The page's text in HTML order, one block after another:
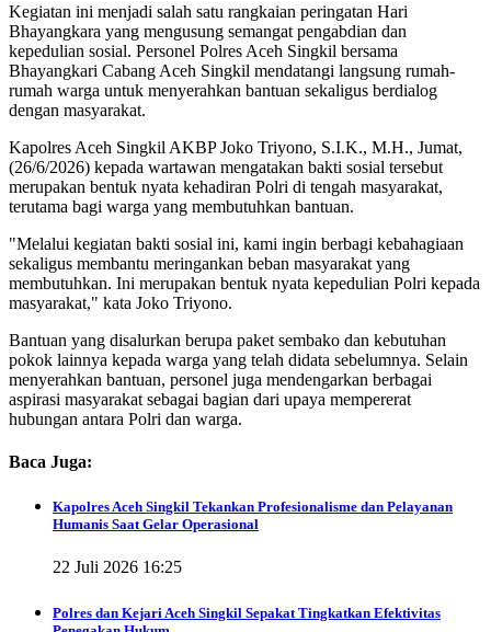
Kegiatan ini menjadi salah satu rangkaian peringatan Hari
Bhayangkara yang mengusung semangat pengabdian dan
kepedulian sosial. Personel Polres Aceh Singkil bersama
Bhayangkari Cabang Aceh Singkil mendatangi langsung rumah-
rumah warga untuk menyerahkan bantuan sekaligus berdialog
dengan masyarakat.
Kapolres Aceh Singkil AKBP Joko Triyono, S.I.K., M.H., Jumat,
(26/6/2026) kepada wartawan mengatakan bakti sosial tersebut
merupakan bentuk nyata kehadiran Polri di tengah masyarakat,
terutama bagi warga yang membutuhkan bantuan.
"Melalui kegiatan bakti sosial ini, kami ingin berbagi kebahagiaan
sekaligus membantu meringankan beban masyarakat yang
membutuhkan. Ini merupakan bentuk nyata kepedulian Polri kepada
masyarakat," kata Joko Triyono.
Bantuan yang disalurkan berupa paket sembako dan kebutuhan
pokok lainnya kepada warga yang telah didata sebelumnya. Selain
menyerahkan bantuan, personel juga mendengarkan berbagai
aspirasi masyarakat sebagai bagian dari upaya mempererat
hubungan antara Polri dan warga.
Baca Juga:
Kapolres Aceh Singkil Tekankan Profesionalisme dan Pelayanan
Humanis Saat Gelar Operasional
22 Juli 2026 16:25
Polres dan Kejari Aceh Singkil Sepakat Tingkatkan Efektivitas